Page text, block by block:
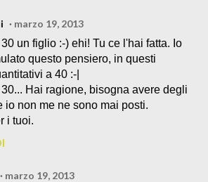
marzo 19, 2013
un figlio :-) ehi! Tu ce l'hai fatta. Io
questo pensiero, in questi
a 40 :-|
Hai ragione, bisogna avere degli
io non me ne sono mai posti.
i tuoi.
marzo 19, 2013